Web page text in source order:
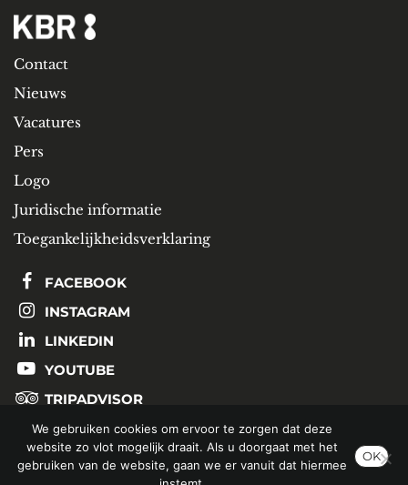
Contact
Nieuws
Vacatures
Pers
Logo
Juridische informatie
Toegankelijkheidsverklaring
FACEBOOK
INSTAGRAM
LINKEDIN
YOUTUBE
TRIPADVISOR
SCHRIJF U IN OP ONZE NIEUWSBRIEF
We gebruiken cookies om ervoor te zorgen dat deze
website zo vlot mogelijk draait. Als u doorgaat met het
gebruiken van de website, gaan we er vanuit dat hiermee
OK